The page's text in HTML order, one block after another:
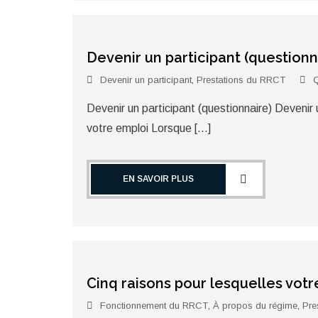
Devenir un participant
Devenir un participant, Prestations du RRCT
Devenir un participant (questionnaire)
votre emploi Lorsque […]
EN SAVOIR PLUS
Cinq raisons pour lesquelles
Fonctionnement du RRCT, À propos du régime,